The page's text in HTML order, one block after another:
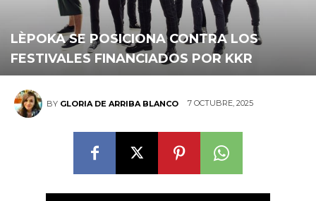
LÈPOKA SE POSICIONA CONTRA LOS
FESTIVALES FINANCIADOS POR KKR
BY GLORIA DE ARRIBA BLANCO 7 OCTUBRE, 2025